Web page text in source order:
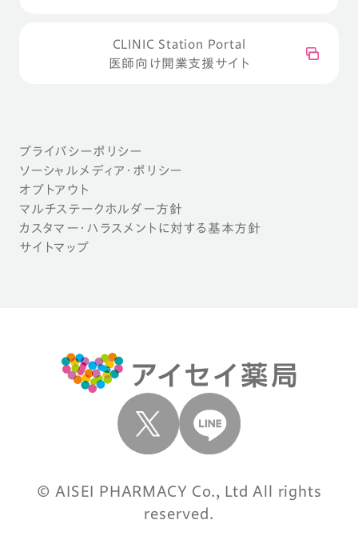
CLINIC Station Portal
医師向け開業支援サイト
プライバシーポリシー
ソーシャルメディア・ポリシー
オプトアウト
マルチステークホルダー方針
カスタマー・ハラスメントに対する基本方針
サイトマップ
© AISEI PHARMACY Co., Ltd All rights
reserved.